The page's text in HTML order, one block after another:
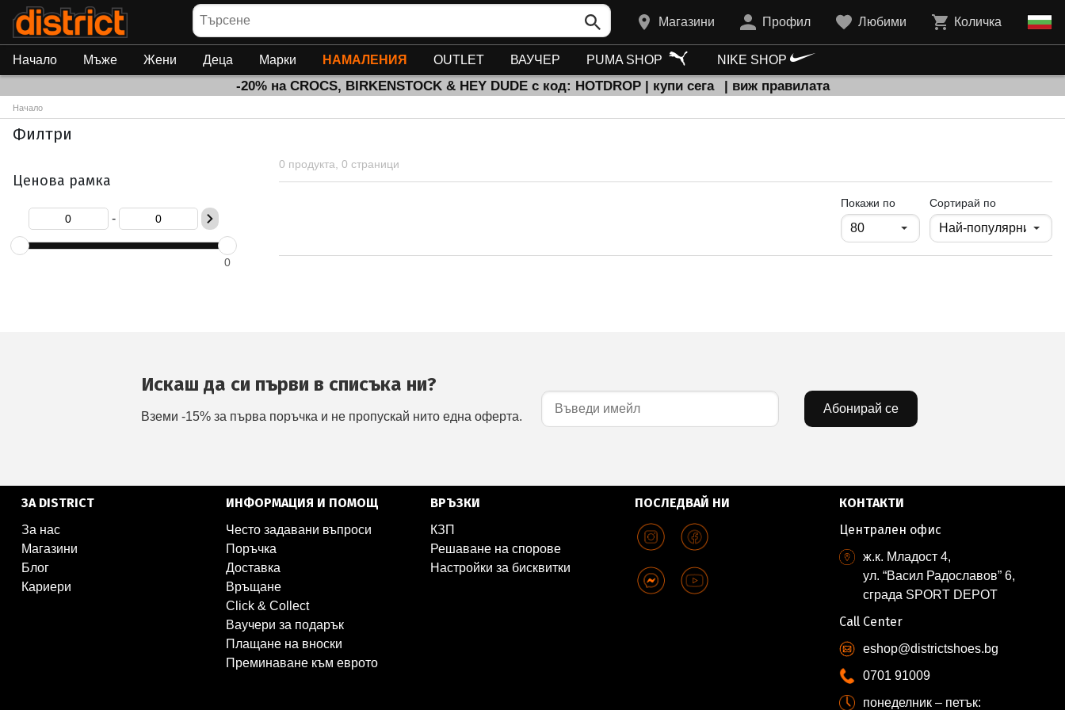
Търсене
Магазини Профил Любими Количка
Начало Мъже Жени Деца Марки НАМАЛЕНИЯ OUTLET ВАУЧЕР PUMA SHOP NIKE SHOP
-20% на CROCS, BIRKENSTOCK & HEY DUDE с код: HOTDROP | купи сега | виж правилата
Начало
Филтри
Ценова рамка
-
0
0 продукта, 0 страници
Покажи попродукти на страница
Сортирай по
Искаш да си първи в списъка ни?
Вземи -15% за първа поръчка и не пропускай нито една оферта.
Абонирай се
ЗА DISTRICT
За нас
Магазини
Блог
Кариери
ИНФОРМАЦИЯ И ПОМОЩ
Често задавани въпроси
Поръчка
Доставка
Връщане
Click & Collect
Ваучери за подарък
Плащане на вноски
Преминаване към еврото
ВРЪЗКИ
КЗП
Решаване на спорове
Настройки за бисквитки
ПОСЛЕДВАЙ НИ
КОНТАКТИ
Централен офис
ж.к. Младост 4,
ул. “Васил Радославов” 6,
сграда SPORT DEPOT
Call Center
eshop@districtshoes.bg
0701 91009
понеделник – петък: